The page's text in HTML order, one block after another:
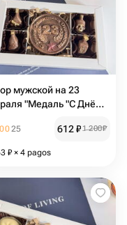
мужской на 23
"Медаль "С Днём
25 612₽1 200₽
₽ × 4 pagos